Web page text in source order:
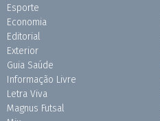
Esporte
Economia
Editorial
Exterior
Guia Saúde
Informação Livre
Letra Viva
Magnus Futsal